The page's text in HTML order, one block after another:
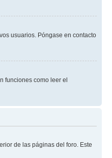
usuarios. Póngase en contacto
funciones como leer el
de las páginas del foro. Este